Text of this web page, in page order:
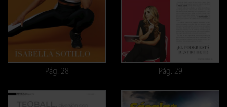
Pág. 28 Pág. 29